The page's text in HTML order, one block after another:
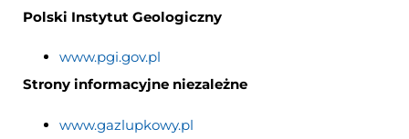
Polski Instytut Geologiczny
www.pgi.gov.pl
Strony informacyjne niezależne
www.gazlupkowy.pl